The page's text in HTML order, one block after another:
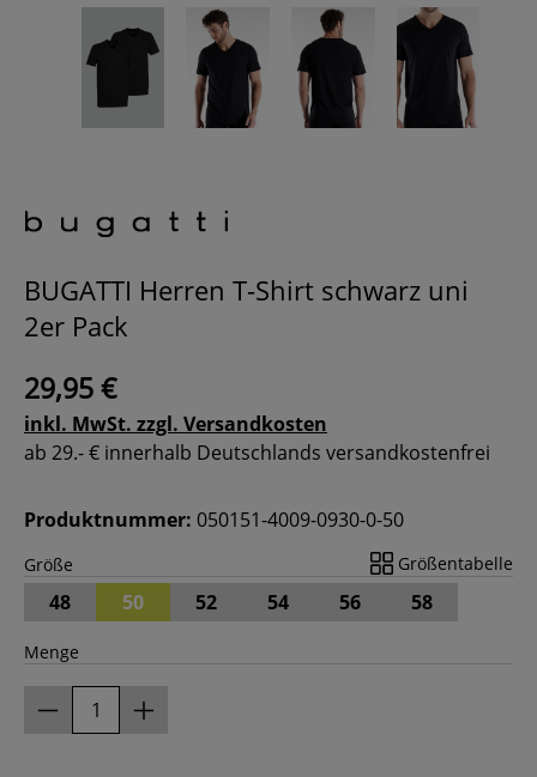
BUGATTI Herren T-Shirt schwarz uni
2er Pack
29,95 €
inkl. MwSt. zzgl. Versandkosten
ab 29.- € innerhalb Deutschlands versandkostenfrei
Produktnummer: 050151-4009-0930-0-50
Größe Größentabelle
48 50 52 54 56 58
Menge